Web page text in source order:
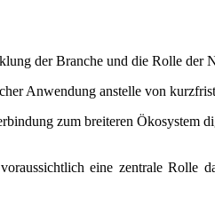
der Branche und die Rolle der
Anwendung anstelle von
zum breiteren
eine zentrale Rolle